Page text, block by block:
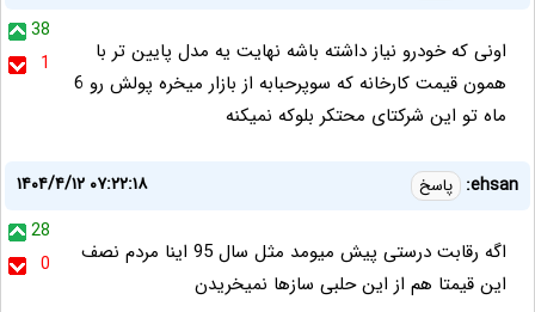
38
1
اونی که خودرو نیاز داشته باشه نهایت یه مدل پایین تر با
همون قیمت کارخانه که سوپرحبابه از بازار میخره پولش رو 6
ماه تو این شرکتای محتکر بلوکه نمیکنه
ehsan: پاسخ
۱۴۰۴/۴/۱۲ ۰۷:۲۲:۱۸
28
0
اگه رقابت درستی پیش میومد مثل سال 95 اینا مردم نصف
این قیمتا هم از این حلبی سازها نمیخریدن